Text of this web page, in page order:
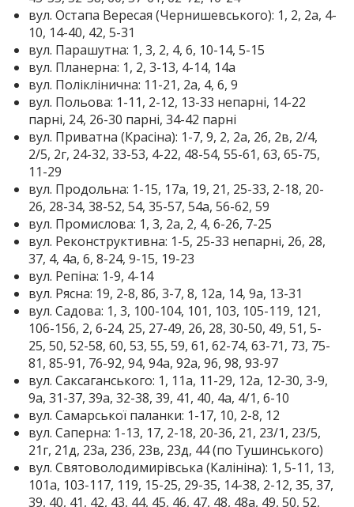
вул. Остапа Вересая (Чернишевського): 1, 2, 2а, 4-
10, 14-40, 42, 5-31
вул. Парашутна: 1, 3, 2, 4, 6, 10-14, 5-15
вул. Планерна: 1, 2, 3-13, 4-14, 14а
вул. Поліклінична: 11-21, 2а, 4, 6, 9
вул. Польова: 1-11, 2-12, 13-33 непарні, 14-22
парні, 24, 26-30 парні, 34-42 парні
вул. Приватна (Красіна): 1-7, 9, 2, 2а, 2б, 2в, 2/4,
2/5, 2г, 24-32, 33-53, 4-22, 48-54, 55-61, 63, 65-75,
11-29
вул. Продольна: 1-15, 17а, 19, 21, 25-33, 2-18, 20-
26, 28-34, 38-52, 54, 35-57, 54а, 56-62, 59
вул. Промислова: 1, 3, 2а, 2, 4, 6-26, 7-25
вул. Реконструктивна: 1-5, 25-33 непарні, 26, 28,
37, 4, 4а, 6, 8-24, 9-15, 19-23
вул. Репіна: 1-9, 4-14
вул. Рясна: 19, 2-8, 8б, 3-7, 8, 12а, 14, 9а, 13-31
вул. Садова: 1, 3, 100-104, 101, 103, 105-119, 121,
106-156, 2, 6-24, 25, 27-49, 26, 28, 30-50, 49, 51, 5-
25, 50, 52-58, 60, 53, 55, 59, 61, 62-74, 63-71, 73, 75-
81, 85-91, 76-92, 94, 94а, 92а, 96, 98, 93-97
вул. Саксаганського: 1, 11а, 11-29, 12а, 12-30, 3-9,
9а, 31-37, 39а, 32-38, 39, 41, 40, 4а, 4/1, 6-10
вул. Самарської паланки: 1-17, 10, 2-8, 12
вул. Саперна: 1-13, 17, 2-18, 20-36, 21, 23/1, 23/5,
21г, 21д, 23а, 23б, 23в, 23д, 44 (по Тушинського)
вул. Святоволодимирівська (Калініна): 1, 5-11, 13,
101а, 103-117, 119, 15-25, 29-35, 14-38, 2-12, 35, 37,
39, 40, 41, 42, 43, 44, 45, 46, 47, 48, 48а, 49, 50, 52,